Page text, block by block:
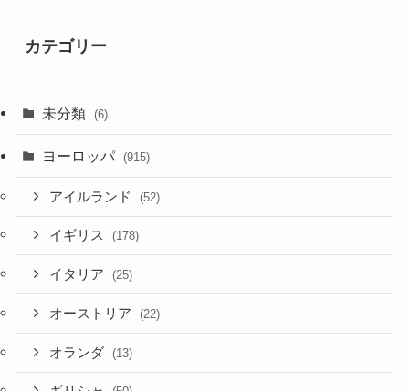
カテゴリー
未分類 (6)
ヨーロッパ (915)
アイルランド (52)
イギリス (178)
イタリア (25)
オーストリア (22)
オランダ (13)